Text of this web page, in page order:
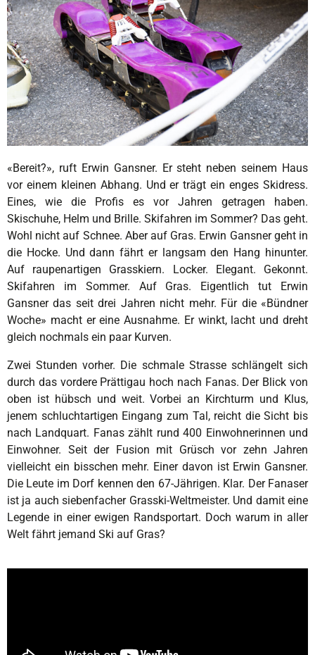
«Bereit?», ruft Erwin Gansner. Er steht neben seinem Haus
vor einem kleinen Abhang. Und er trägt ein enges Skidress.
Eines, wie die Profis es vor Jahren getragen haben.
Skischuhe, Helm und Brille. Skifahren im Sommer? Das geht.
Wohl nicht auf Schnee. Aber auf Gras. Erwin Gansner geht in
die Hocke. Und dann fährt er langsam den Hang hinunter.
Auf raupenartigen Grasskiern. Locker. Elegant. Gekonnt.
Skifahren im Sommer. Auf Gras. Eigentlich tut Erwin
Gansner das seit drei Jahren nicht mehr. Für die «Bündner
Woche» macht er eine Ausnahme. Er winkt, lacht und dreht
gleich nochmals ein paar Kurven.
Zwei Stunden vorher. Die schmale Strasse schlängelt sich
durch das vordere Prättigau hoch nach Fanas. Der Blick von
oben ist hübsch und weit. Vorbei an Kirchturm und Klus,
jenem schluchtartigen Eingang zum Tal, reicht die Sicht bis
nach Landquart. Fanas zählt rund 400 Einwohnerinnen und
Einwohner. Seit der Fusion mit Grüsch vor zehn Jahren
vielleicht ein bisschen mehr. Einer davon ist Erwin Gansner.
Die Leute im Dorf kennen den 67-Jährigen. Klar. Der Fanaser
ist ja auch siebenfacher Grasski-Weltmeister. Und damit eine
Legende in einer ewigen Randsportart. Doch warum in aller
Welt fährt jemand Ski auf Gras?